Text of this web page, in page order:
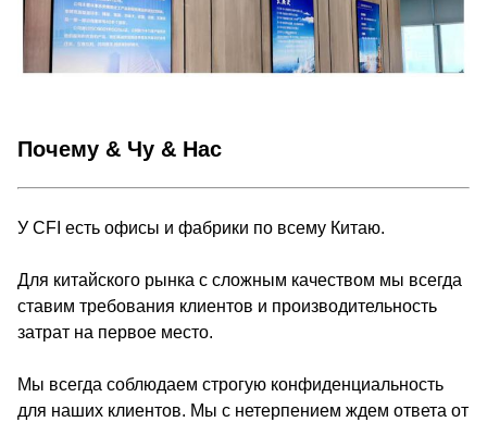
Почему & Чу & Нас
У CFI есть офисы и фабрики по всему Китаю.
Для китайского рынка с сложным качеством мы всегда
ставим требования клиентов и производительность
затрат на первое место.
Мы всегда соблюдаем строгую конфиденциальность
для наших клиентов. Мы с нетерпением ждем ответа от